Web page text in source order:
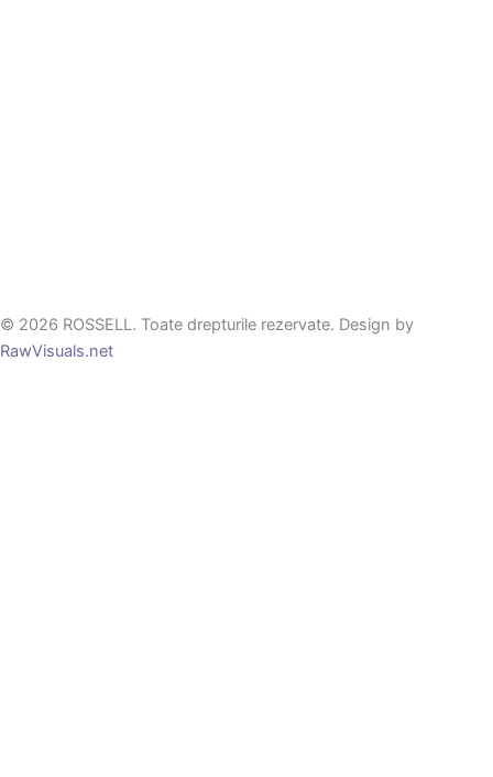
© 2026 ROSSELL. Toate drepturile rezervate. Design by
RawVisuals.net